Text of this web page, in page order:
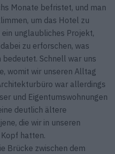
Monate befristet, und man
um das Hotel zu
unglaubliches Projekt,
zu erforschen, was
Schnell war uns
womit wir unseren Alltag
war allerdings
und Eigentumswohnungen
deutlich ältere
die wir in unseren
hatten.
Brücke zwischen dem